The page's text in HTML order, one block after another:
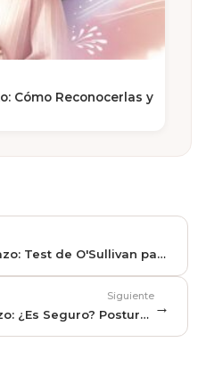
Cómo Reconocerlas y
Test de O'Sullivan para
Siguiente
¿Es Seguro? Posturas
y Dudas Frecuentes
→